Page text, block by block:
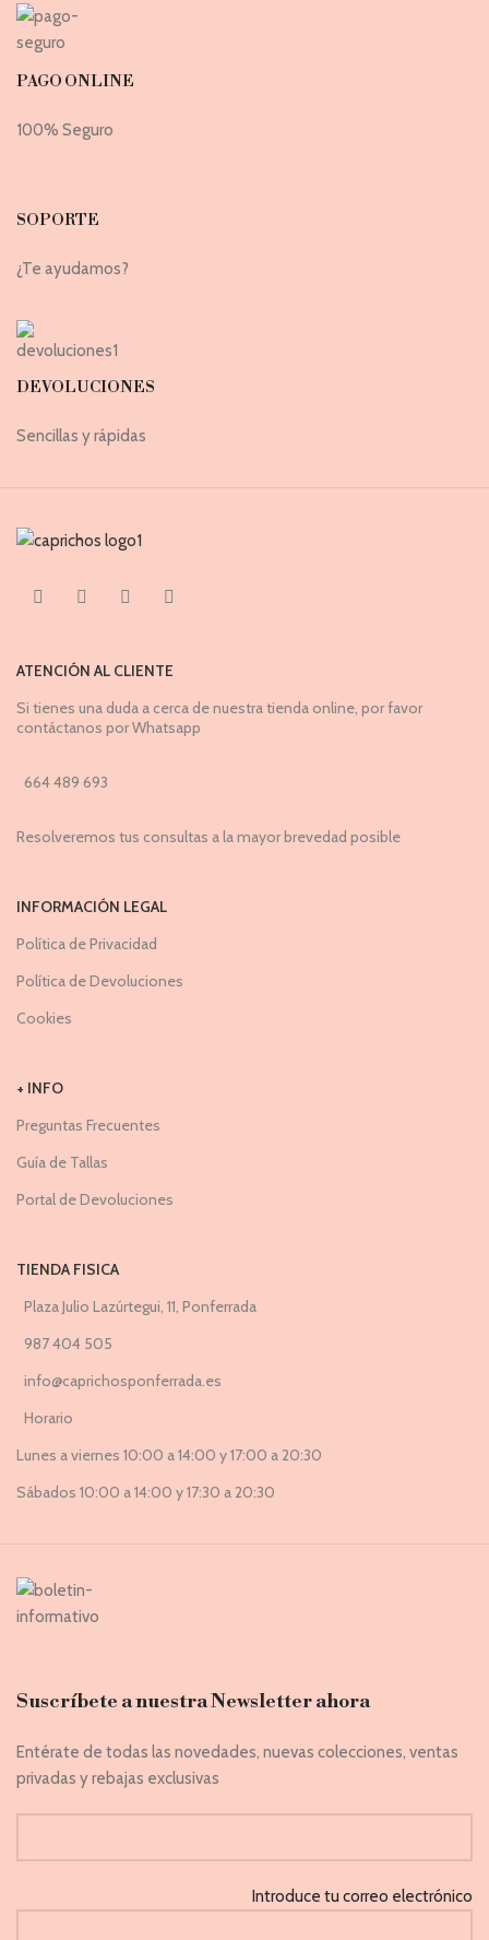
PAGO ONLINE
100% Seguro
SOPORTE
¿Te ayudamos?
DEVOLUCIONES
Sencillas y rápidas
ATENCIÓN AL CLIENTE
Si tienes una duda a cerca de nuestra tienda online, por favor
contáctanos por Whatsapp
664 489 693
Resolveremos tus consultas a la mayor brevedad posible
INFORMACIÓN LEGAL
Política de Privacidad
Política de Devoluciones
Cookies
+ INFO
Preguntas Frecuentes
Guía de Tallas
Portal de Devoluciones
TIENDA FISICA
Plaza Julio Lazúrtegui, 11, Ponferrada
987 404 505
info@caprichosponferrada.es
Horario
Lunes a viernes 10:00 a 14:00 y 17:00 a 20:30
Sábados 10:00 a 14:00 y 17:30 a 20:30
Suscríbete a nuestra Newsletter ahora
Entérate de todas las novedades, nuevas colecciones, ventas
privadas y rebajas exclusivas
Introduce tu correo electrónico